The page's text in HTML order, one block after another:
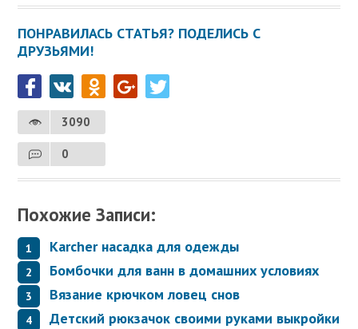
ПОНРАВИЛАСЬ СТАТЬЯ? ПОДЕЛИСЬ С
ДРУЗЬЯМИ!
3090
0
Похожие Записи:
Karcher насадка для одежды
Бомбочки для ванн в домашних условиях
Вязание крючком ловец снов
Детский рюкзачок своими руками выкройки